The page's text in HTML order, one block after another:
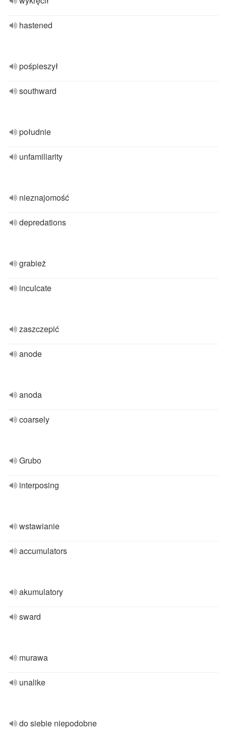
hastened
pośpieszył
southward
południe
unfamiliarity
nieznajomość
depredations
grabież
inculcate
zaszczepić
anode
anoda
coarsely
Grubo
interposing
wstawianie
accumulators
akumulatory
sward
murawa
unalike
do siebie niepodobne